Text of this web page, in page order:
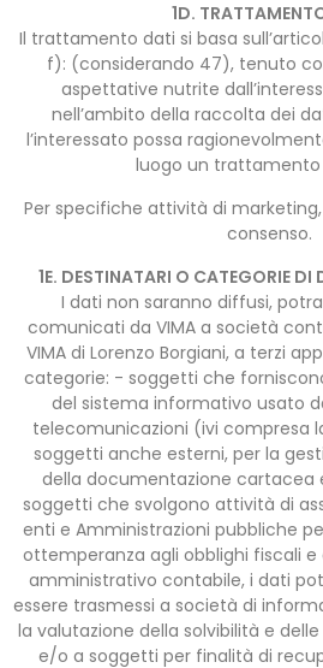
1D.
Il trattamento dati si basa
f): (considerando 47), tenuto
aspettative nutrite
nell’ambito della raccolta dei
l’interessato possa
luogo un trattamento
Per specifiche attività di
consenso.
1E. DESTINATARI O CATEGORIE DI
I dati non saranno diffusi,
comunicati da VIMA a società
VIMA di Lorenzo Borgiani, a terzi
categorie: - soggetti che
del sistema informativo usato
telecomunicazioni (ivi compresa
soggetti anche esterni, per la
della documentazione
soggetti che svolgono attività di
enti e Amministrazioni pubbliche
ottemperanza agli obblighi fiscali
amministrativo contabile, i dati
essere trasmessi a società di
la valutazione della solvibilità e
e/o a soggetti per finalità di